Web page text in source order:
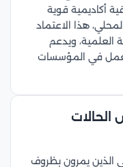
أكاديمية قوية
هذا الاعتماد
العلمية، ويدعم
في المؤسسات
الحالات
الذين يمرون بظروف